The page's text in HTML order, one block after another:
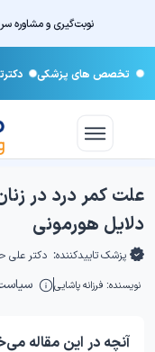
نوبت‌گیری و مشاوره
تخصص های پزشکی
علت کمر درد در
دلایل هورمونی
پزشک تاییدکننده: دکتر علی
نویسنده: فرزانه پاشایی
آنچه در این مقاله